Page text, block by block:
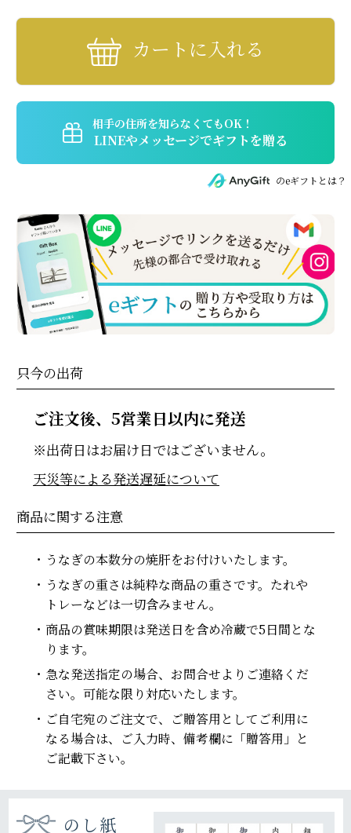
て、ダンボールでの発送になります。
ギフトボックスのサイズは弊社で選ばせていただ
きます。
タレの同梱を希望しない場合は、「備考欄」に
「同梱を希望しない」と記載をお願い致します。
eギフトを贈られる場合、蒲焼のたれの追加購入は
できません。セット商品のみ受付が可能です。
カートに入れる
のeギフトとは？
只今の出荷
ご注文後、 5営業日以内に発送
出荷日はお届け日ではございません。
天災等による発送遅延について
商品に関する注意
うなぎの本数分の焼肝をお付けいたします。
うなぎの重さは純粋な商品の重さです。たれや
トレーなどは一切含みません。
商品の賞味期限は発送日を含め冷蔵で5日間とな
ります。
急な発送指定の場合、お問合せよりご連絡くだ
さい。可能な限り対応いたします。
ご自宅宛のご注文で、ご贈答用としてご利用に
なる場合は、ご入力時、備考欄に「贈答用」と
ご記載下さい。
のし紙